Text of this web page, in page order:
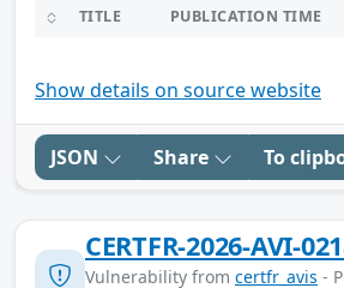
TITLE PUBLICATION TIME
Show details on source website
JSON Share To
CERTFR-2026-AVI-
Vulnerability from certfr_avis -